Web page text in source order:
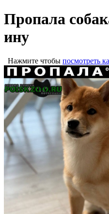
Пропала
ину
Нажмите чтобы посмотреть